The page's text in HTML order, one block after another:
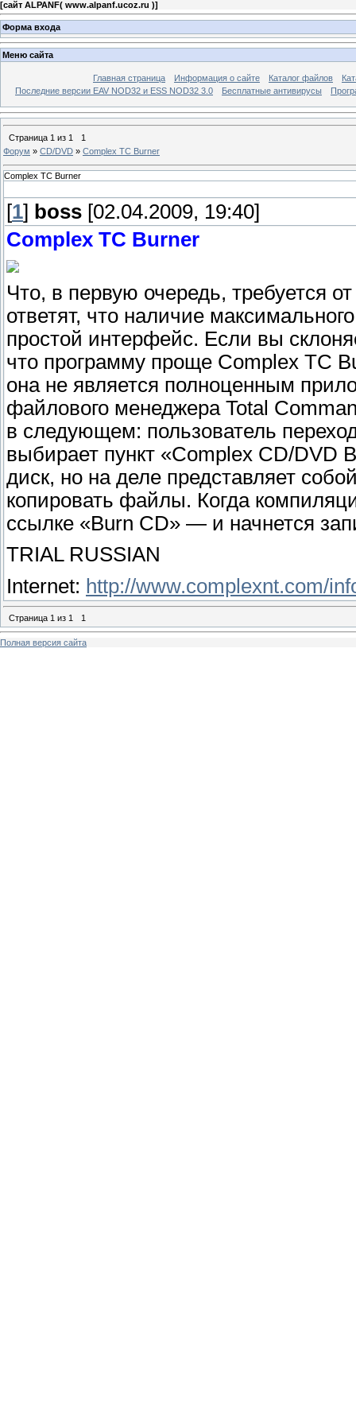
[сайт ALPANF( www.alpanf.ucoz.ru )]
Форма входа
Меню сайта
Главная страница Информация о сайте Каталог файлов
Последние версии EAV NOD32 и ESS NOD32 3.0
Бесплатные антивирусы
Страница 1 из 1
1
Форум » CD/DVD » Complex TC Burner
Complex TC Burner
[1] boss [02.04.2009, 19:40]
Complex TC Burner
Что, в первую очередь, требуется
ответят, что наличие
простой интерфейс. Если вы
что программу проще Complex TC
она не является полноценным
файлового менеджера Total
в следующем: пользователь
выбирает пункт «Complex CD/DVD
диск, но на деле представляет
копировать файлы. Когда
ссылке «Burn CD» — и начнется
TRIAL RUSSIAN
Internet: http://www.complexnt.com/
Страница 1 из 1 1
Полная версия сайта